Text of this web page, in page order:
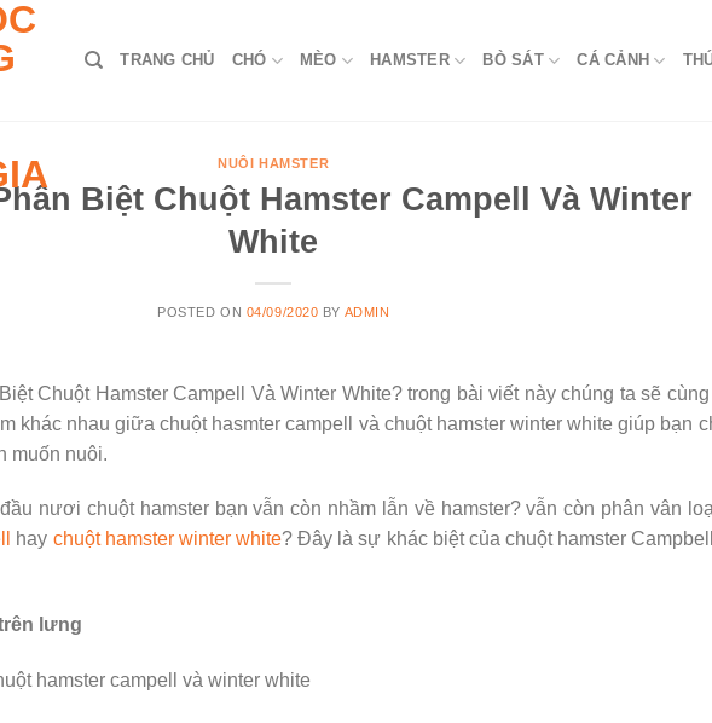
TRANG CHỦ CHÓ MÈO HAMSTER BÒ SÁT CÁ CẢNH
NUÔI HAMSTER
Biệt Chuột Hamster Campell Và Winter
White
POSTED ON 04/09/2020 BY ADMIN
Chuột Hamster Campell Và Winter White? trong bài viết này chúng ta sẽ
khác nhau giữa chuột hasmter campell và chuột hamster winter white giúp bạn
muốn nuôi.
nươi chuột hamster bạn vẫn còn nhầm lẫn về hamster? vẫn còn phân vân
hay chuột hamster winter white? Đây là sự khác biệt của chuột hamster
lưng